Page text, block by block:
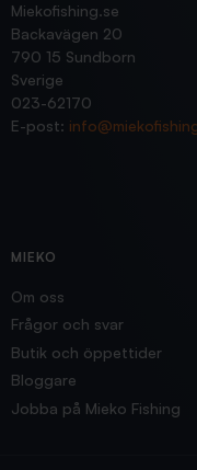
Miekofishing.se
Backavägen 20
790 15 Sundborn
Sverige
023-62170
E-post:
MIEKO
Om oss
Frågor och svar
Butik och öppettider
Bloggare
Jobba på Mieko Fishing